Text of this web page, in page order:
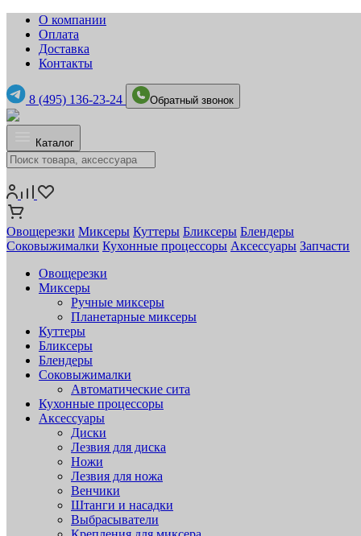
О компании
Оплата
Доставка
Контакты
8 (495) 136-23-24 Обратный звонок
Каталог
Овощерезки Миксеры Куттеры Бликсеры Блендеры
Соковыжималки Кухонные процессоры Аксессуары Запчасти
Овощерезки
Миксеры
Ручные миксеры
Планетарные миксеры
Куттеры
Бликсеры
Блендеры
Соковыжималки
Автоматические сита
Кухонные процессоры
Аксессуары
Диски
Лезвия для диска
Ножи
Лезвия для ножа
Венчики
Штанги и насадки
Выбрасыватели